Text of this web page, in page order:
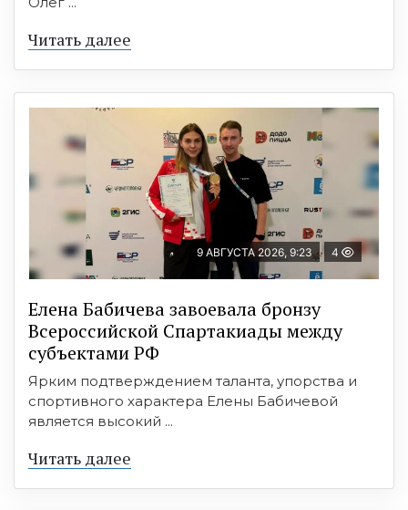
Читать далее
9 АВГУСТА 2026, 9:23 4
Елена Бабичева завоевала бронзу
Всероссийской Спартакиады между
субъектами РФ
Ярким подтверждением таланта, упорства и
спортивного характера Елены Бабичевой
является высокий ...
Читать далее